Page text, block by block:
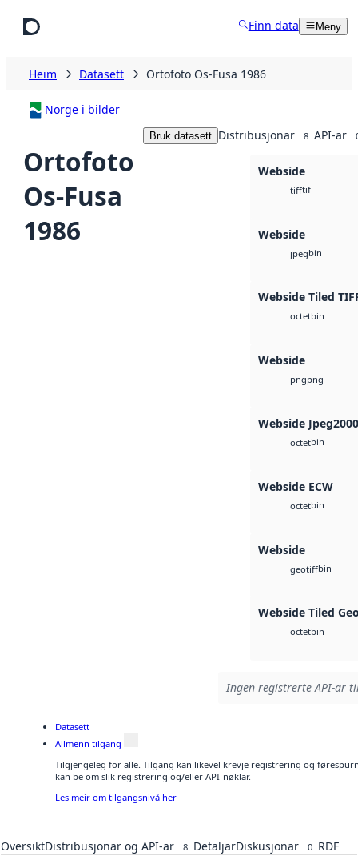
Finn data Meny
Heim Datasett Ortofoto Os-Fusa 1986
Norge i bilder
Ortofoto
Os-Fusa
1986
Bruk datasett Distribusjonar 8 API-ar
Webside
tifftif
Webside
jpegbin
Webside Tiled
octetbin
Webside
pngpng
Webside Jpeg2000
octetbin
Webside ECW
octetbin
Webside
geotiffbin
Webside Tiled
octetbin
Ingen registrerte API-ar
Datasett
Allmenn tilgang
Tilgjengeleg for alle. Tilgang kan likevel krevje registrering og
kan be om slik registrering og/eller API-nøklar.
Les meir om tilgangsnivå her
OversiktDistribusjonar og API-ar 8 DetaljarDiskusjonar 0 RDF